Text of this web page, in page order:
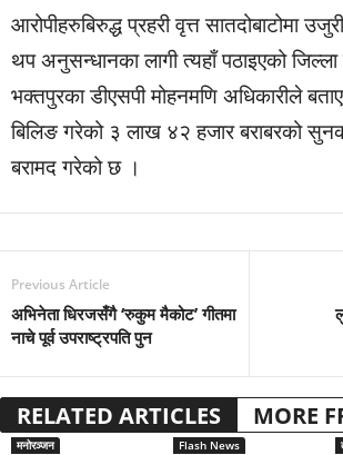
आरोपीहरुबिरुद्ध प्रहरी वृत्त सातदोबाटोमा
थप अनुसन्धानका लागी त्यहाँ पठाइएको जिल्ला
भक्तपुरका डीएसपी मोहनमणि अधिकारीले
बिलिङ गरेको ३ लाख ४२ हजार बराबरको
बरामद गरेको छ ।
Previous Article
अभिनेता धिरजसँगै ‘रुकुम मैकोट’ गीतमा
नाचे पूर्व उपराष्ट्रपति पुन
RELATED ARTICLES MORE
मनोरञ्जन Flash News